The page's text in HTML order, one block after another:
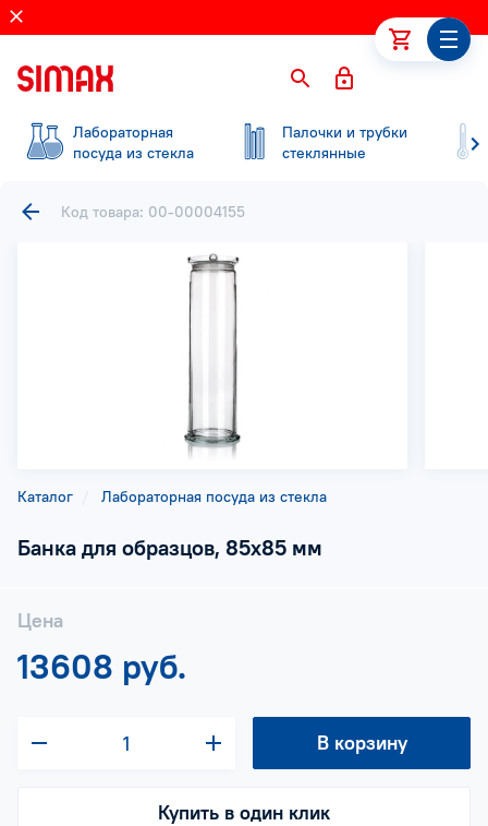
Лабораторная
посуда из стекла
Палочки и трубки
стеклянные
Каталог Лабораторная посуда из стекла
Банка для образцов, 85х85 мм
Цена
13608 руб.
В корзину
Купить в один клик
Код товара: 00-00004155